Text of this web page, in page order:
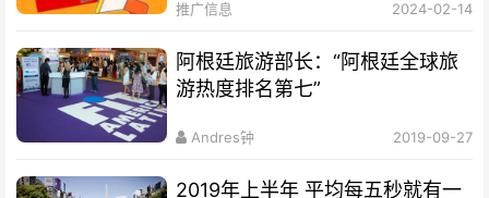
推广信息 2024-02-14
阿根廷旅游部长：“阿根廷全球旅
游热度排名第七”
Andres钟 2019-09-27
2019年上半年 平均每五秒就有一